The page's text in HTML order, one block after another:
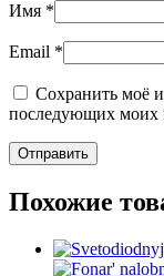
Имя *
Email *
Сохранить моё
последующих моих
Похожие